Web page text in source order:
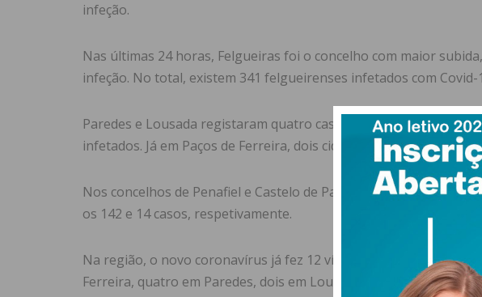
infeção.
Nas últimas 24 horas, Felgueiras foi o concelho com maior
infeção. No total, existem 341 felgueirenses infetados com Covid-
Paredes e Lousada registaram quatro casos positivos, passando
infetados. Já em Paços de Ferreira, dois cidadãos testaram
Nos concelhos de Penafiel e Castelo de Paiva não foram
os 142 e 14 casos, respetivamente.
Na região, o novo coronavírus já fez 12 vítimas mortais. Cinco
Ferreira, quatro em Paredes, dois em Lousada e um em